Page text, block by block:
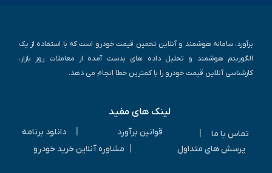
برآورد، سامانه هوشمند و آنلاین تخمین قیمت خودرو است که با استفاده از یک
الگوریتم هوشمند و تحلیل داده های بدست آمده از معاملات روز بازار،
کارشناسی آنلاین قیمت خودرو را با کمترین خطا انجام می دهد.
لینک های مفید
تماس با ما قوانین برآورد
دانلود برنامه
پرسش های متداول
مشاوره آنلاین خرید خودرو